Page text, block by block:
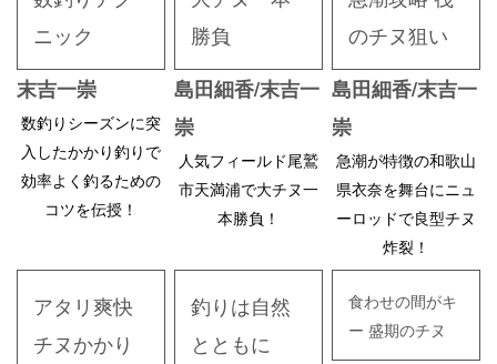
ニック
末吉一崇
数釣りシーズンに突
入したかかり釣りで
効率よく釣るための
コツを伝授！
勝負
島田細香/末吉一
崇
人気フィールド尾鷲
市天満浦で大チヌ一
本勝負！
のチヌ狙い
島田細香/末吉一
崇
急潮が特徴の和歌山
県衣奈を舞台にニュ
ーロッドで良型チヌ
炸裂！
アタリ爽快
チヌかかり
釣りは自然
とともに
食わせの間がキ
ー 盛期のチヌ